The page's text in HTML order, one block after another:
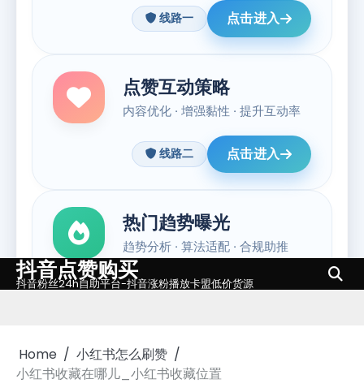
Skip
to
抖音点赞购买
抖音粉丝24h自助平台-抖音涨粉播放卡盟低价货源
Home
小红书怎么刷赞
小红书收藏在哪儿_小红书收藏位置